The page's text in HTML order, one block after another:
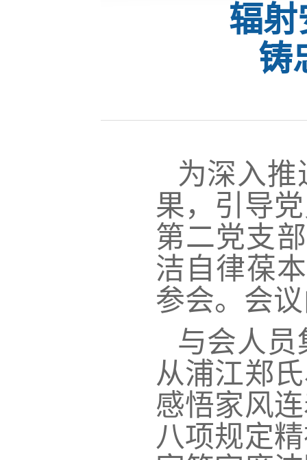
辐射
铸
为深入推
果，引导
第二党支
洁自律葆
参会。会
与会人
从浦江郑
感悟家风
八项规定